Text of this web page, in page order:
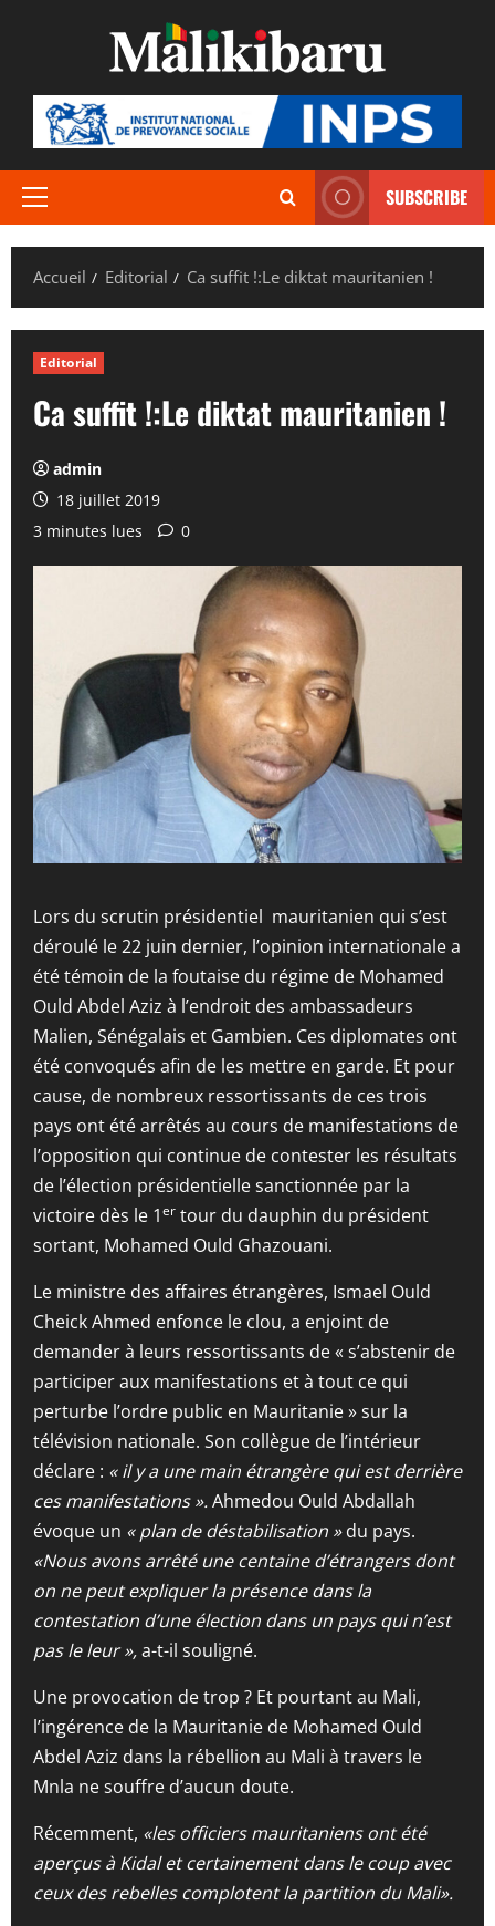
Menu
SUBSCRIBE
Accueil Editorial Ca suffit !:Le diktat mauritanien !
Editorial
Ca suffit !:Le diktat mauritanien !
admin
18 juillet 2019
3 minutes lues
0
Lors du scrutin présidentiel mauritanien qui s’est
déroulé le 22 juin dernier, l’opinion internationale a
été témoin de la foutaise du régime de Mohamed
Ould Abdel Aziz à l’endroit des ambassadeurs
Malien, Sénégalais et Gambien. Ces diplomates ont
été convoqués afin de les mettre en garde. Et pour
cause, de nombreux ressortissants de ces trois
pays ont été arrêtés au cours de manifestations de
l’opposition qui continue de contester les résultats
de l’élection présidentielle sanctionnée par la
victoire dès le 1er tour du dauphin du président
sortant, Mohamed Ould Ghazouani.
Le ministre des affaires étrangères, Ismael Ould
Cheick Ahmed enfonce le clou, a enjoint de
demander à leurs ressortissants de « s’abstenir de
participer aux manifestations et à tout ce qui
perturbe l’ordre public en Mauritanie » sur la
télévision nationale. Son collègue de l’intérieur
déclare : « il y a une main étrangère qui est derrière
ces manifestations ».Ahmedou Ould Abdallah
évoque un « plan de déstabilisation »du pays.
«Nous avons arrêté une centaine d’étrangers dont
on ne peut expliquer la présence dans la
contestation d’une élection dans un pays qui n’est
pas le leur »,a-t-il souligné.
Une provocation de trop ? Et pourtant au Mali,
l’ingérence de la Mauritanie de Mohamed Ould
Abdel Aziz dans la rébellion au Mali à travers le
Mnla ne souffre d’aucun doute.
Récemment, «les officiers mauritaniens ont été
aperçus à Kidal et certainement dans le coup avec
ceux des rebelles complotent la partition du Mali».